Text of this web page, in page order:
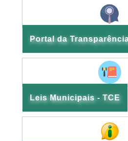
Portal da
Leis Municipais - TCE